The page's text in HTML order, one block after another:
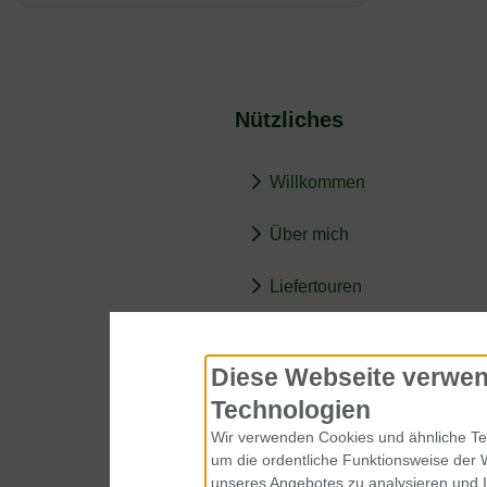
Nützliches
Willkommen
Über mich
Liefertouren
Diese Webseite
Technologien
Wir verwenden Cookies und ähnliche
um die ordentliche Funktionsweise der
unseres Angebotes zu analysieren und